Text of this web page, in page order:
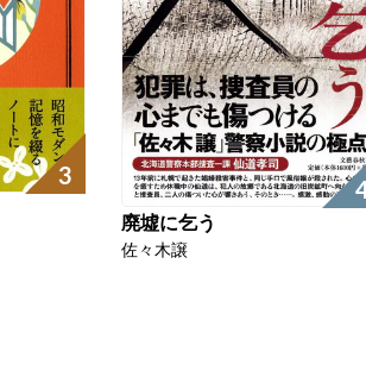
3
廃墟に乞う
佐々木譲